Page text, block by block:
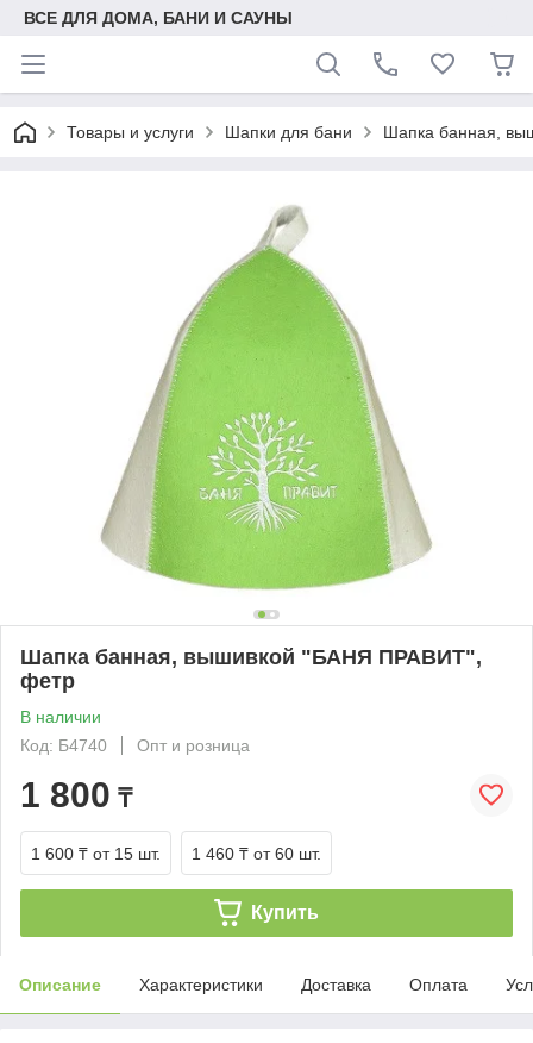
ВСЕ ДЛЯ ДОМА, БАНИ И САУНЫ
Товары и услуги Шапки для бани Шапка банная,
Шапка банная, вышивкой "БАНЯ ПРАВИТ",
фетр
В наличии
Код: Б4740
Опт и розница
1 800 ₸
1 600 ₸ от 15 шт. 1 460 ₸ от 60 шт.
Купить
Описание Характеристики Доставка Оплата